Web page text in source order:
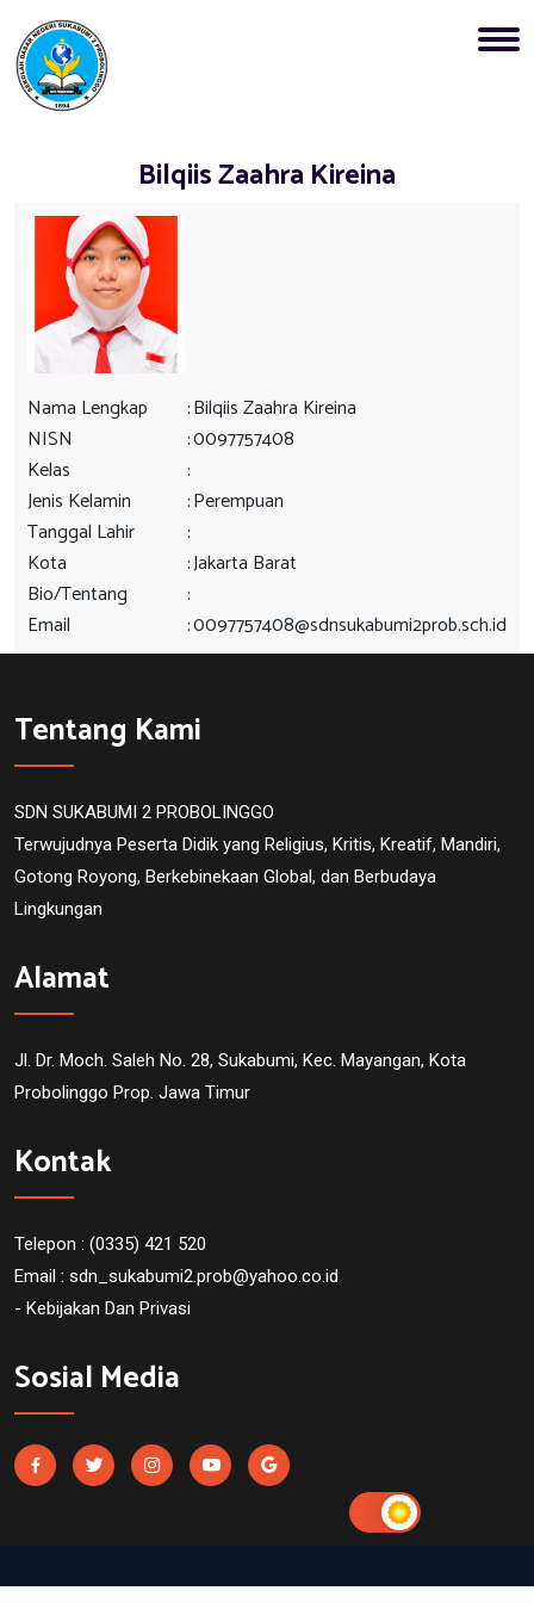
Bilqiis Zaahra Kireina
Nama Lengkap :Bilqiis Zaahra Kireina
NISN
:0097757408
Kelas
:
Jenis Kelamin
:Perempuan
Tanggal Lahir
:
Kota
:Jakarta Barat
Bio/Tentang
:
Email
:0097757408@sdnsukabumi2prob.sch.id
Tentang Kami
SDN SUKABUMI 2 PROBOLINGGO
Terwujudnya Peserta Didik yang Religius, Kritis, Kreatif, Mandiri,
Gotong Royong, Berkebinekaan Global, dan Berbudaya
Lingkungan
Alamat
Jl. Dr. Moch. Saleh No. 28, Sukabumi, Kec. Mayangan, Kota
Probolinggo Prop. Jawa Timur
Kontak
Telepon : (0335) 421 520
Email : sdn_sukabumi2.prob@yahoo.co.id
- Kebijakan Dan Privasi
Sosial Media